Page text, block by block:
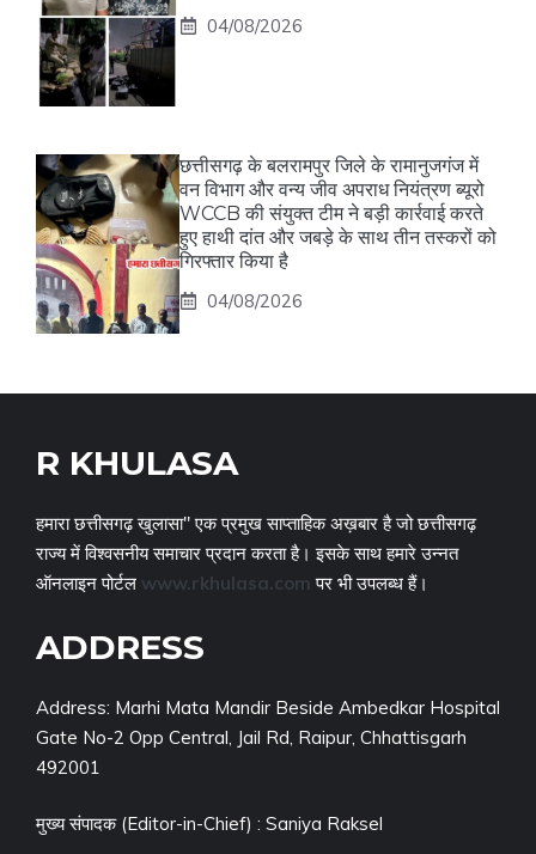
04/08/2026
छत्तीसगढ़ के बलरामपुर जिले के रामानुजगंज में
वन विभाग और वन्य जीव अपराध नियंत्रण ब्यूरो
WCCB की संयुक्त टीम ने बड़ी कार्रवाई करते
हुए हाथी दांत और जबड़े के साथ तीन तस्करों को
गिरफ्तार किया है
04/08/2026
R KHULASA
हमारा छत्तीसगढ़ खुलासा" एक प्रमुख साप्ताहिक अख़बार है जो छत्तीसगढ़
राज्य में विश्वसनीय समाचार प्रदान करता है। इसके साथ हमारे उन्नत
ऑनलाइन पोर्टल www.rkhulasa.com पर भी उपलब्ध हैं।
ADDRESS
Address: Marhi Mata Mandir Beside Ambedkar Hospital
Gate No-2 Opp Central, Jail Rd, Raipur, Chhattisgarh
492001
मुख्य संपादक (Editor-in-Chief) : Saniya Raksel